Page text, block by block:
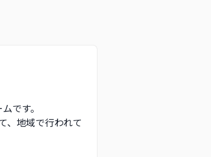
です。
、地域で行われて